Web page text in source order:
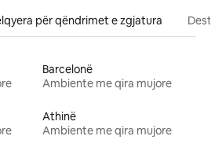
për qëndrimet e zgjatura
Barcelonë
Ambiente me qira mujore
Athinë
Ambiente me qira mujore